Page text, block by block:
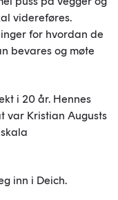
videreføres.
for hvordan de
bevares og møte
i 20 år. Hennes
var Kristian Augusts
inn i Deich.